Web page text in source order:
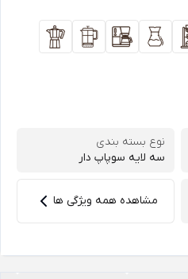
نوع بسته بندی
سه لایه سوپاپ دار
مشاهده همه ویژگی ها